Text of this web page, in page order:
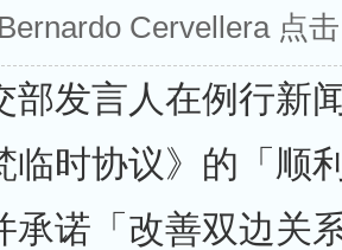
Bernardo Cervellera 点
部发言人在例行新
临时协议》的「顺
承诺「改善双边关